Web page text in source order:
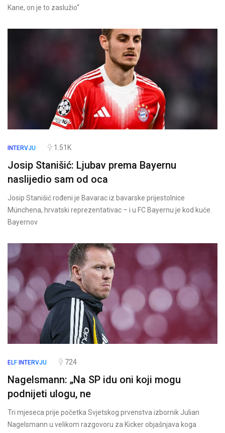
Kane, on je to zaslužio“
INTERVJU 1.51K
Josip Stanišić: Ljubav prema Bayernu
naslijedio sam od oca
Josip Stanišić rođeni je Bavarac iz bavarske prijestolnice
Münchena, hrvatski reprezentativac – i u FC Bayernu je kod kuće.
Bayernov
ELF INTERVJU 724
Nagelsmann: „Na SP idu oni koji mogu
podnijeti ulogu, ne
Tri mjeseca prije početka Svjetskog prvenstva izbornik Julian
Nagelsmann u velikom razgovoru za Kicker objašnjava koga